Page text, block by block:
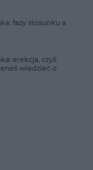
fazy stosunku a
erekcja, czyli
wiedzieć o